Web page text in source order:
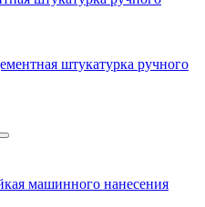
штукатурка ручного